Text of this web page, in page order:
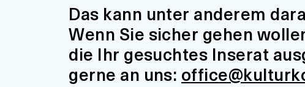
Das kann unter anderem
Wenn Sie sicher gehen
die Ihr gesuchtes Inserat
gerne an uns: